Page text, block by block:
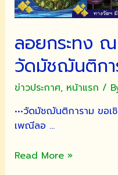
ลอยกระทง
วัดมัชฌันติกา
ข่าวประกาศ, หน้าแรก /
•••วัดมัชฌันติการาม ขอเ
เพณีลอ …
ลอย
Read More »